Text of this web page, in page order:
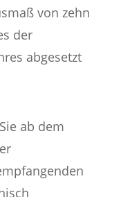
von zehn
der
abgesetzt
ab dem